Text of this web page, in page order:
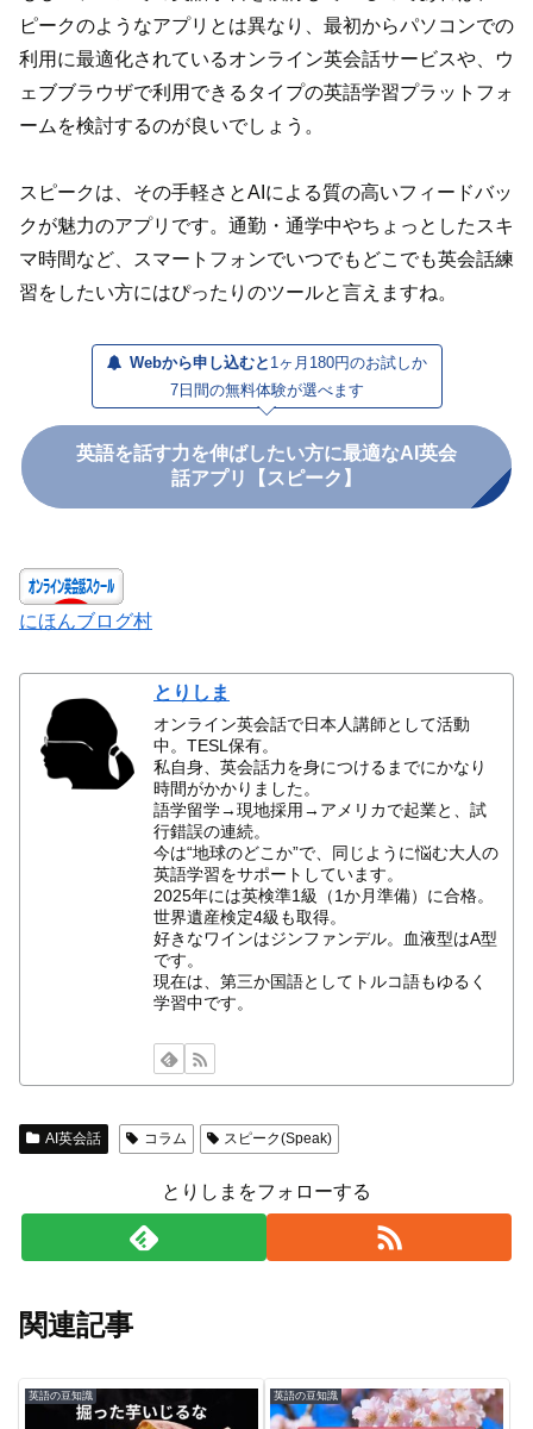
ピークのようなアプリとは異なり、最初からパソコンでの
利用に最適化されているオンライン英会話サービスや、ウ
ェブブラウザで利用できるタイプの英語学習プラットフォ
ームを検討するのが良いでしょう。
スピークは、その手軽さとAIによる質の高いフィードバッ
クが魅力のアプリです。通勤・通学中やちょっとしたスキ
マ時間など、スマートフォンでいつでもどこでも英会話練
習をしたい方にはぴったりのツールと言えますね。
Webから申し込むと 1ヶ月180円のお試しか
7日間の無料体験が選べます
英語を話す力を伸ばしたい方に最適なAI英会
話アプリ【スピーク】
にほんブログ村
とりしま
オンライン英会話で日本人講師として活動
中。TESL保有。
私自身、英会話力を身につけるまでにかなり
時間がかかりました。
語学留学→現地採用→アメリカで起業と、試
行錯誤の連続。
今は“地球のどこか”で、同じように悩む大人の
英語学習をサポートしています。
2025年には英検準1級（1か月準備）に合格。
世界遺産検定4級も取得。
好きなワインはジンファンデル。血液型はA型
です。
現在は、第三か国語としてトルコ語もゆるく
学習中です。
AI英会話 コラム スピーク(Speak)
とりしまをフォローする
関連記事
英語の豆知識 英語の豆知識